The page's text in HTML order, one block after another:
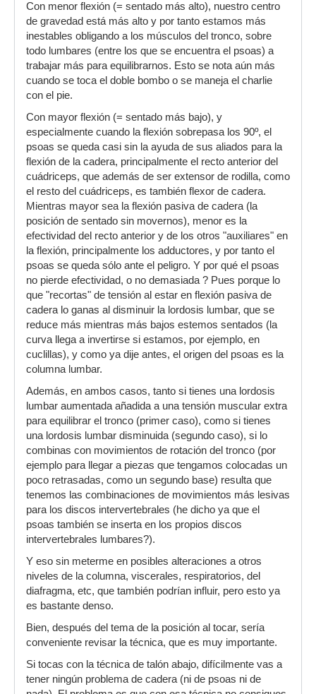
Con menor flexión (= sentado más alto), nuestro centro
de gravedad está más alto y por tanto estamos más
inestables obligando a los músculos del tronco, sobre
todo lumbares (entre los que se encuentra el psoas) a
trabajar más para equilibrarnos. Esto se nota aún más
cuando se toca el doble bombo o se maneja el charlie
con el pie.
Con mayor flexión (= sentado más bajo), y
especialmente cuando la flexión sobrepasa los 90º, el
psoas se queda casi sin la ayuda de sus aliados para la
flexión de la cadera, principalmente el recto anterior del
cuádriceps, que además de ser extensor de rodilla, como
el resto del cuádriceps, es también flexor de cadera.
Mientras mayor sea la flexión pasiva de cadera (la
posición de sentado sin movernos), menor es la
efectividad del recto anterior y de los otros "auxiliares" en
la flexión, principalmente los adductores, y por tanto el
psoas se queda sólo ante el peligro. Y por qué el psoas
no pierde efectividad, o no demasiada ? Pues porque lo
que "recortas" de tensión al estar en flexión pasiva de
cadera lo ganas al disminuir la lordosis lumbar, que se
reduce más mientras más bajos estemos sentados (la
curva llega a invertirse si estamos, por ejemplo, en
cuclillas), y como ya dije antes, el origen del psoas es la
columna lumbar.
Además, en ambos casos, tanto si tienes una lordosis
lumbar aumentada añadida a una tensión muscular extra
para equilibrar el tronco (primer caso), como si tienes
una lordosis lumbar disminuida (segundo caso), si lo
combinas con movimientos de rotación del tronco (por
ejemplo para llegar a piezas que tengamos colocadas un
poco retrasadas, como un segundo base) resulta que
tenemos las combinaciones de movimientos más lesivas
para los discos intervertebrales (he dicho ya que el
psoas también se inserta en los propios discos
intervertebrales lumbares?).
Y eso sin meterme en posibles alteraciones a otros
niveles de la columna, viscerales, respiratorios, del
diafragma, etc, que también podrían influir, pero esto ya
es bastante denso.
Bien, después del tema de la posición al tocar, sería
conveniente revisar la técnica, que es muy importante.
Si tocas con la técnica de talón abajo, difícilmente vas a
tener ningún problema de cadera (ni de psoas ni de